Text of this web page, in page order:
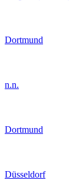
Dortmund
n.n.
Dortmund
Düsseldorf